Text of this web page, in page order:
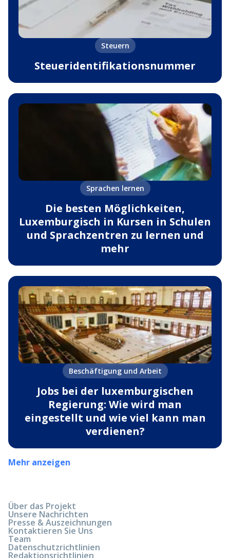
Steuern
Steueridentifikationsnummer
Sprachen lernen
Die besten Möglichkeiten,
Luxemburgisch in Kursen in Schulen
und Sprachzentren zu lernen und
mehr
Beschäftigung und Arbeit
Jobs bei der luxemburgischen
Regierung: Wie wird man
eingestellt und wie viel kann man
verdienen?
Mehr anzeigen
Über das Projekt
Unsere Nachrichten
Presse & Auszeichnungen
Kontaktieren Sie Uns
Team
Datenschutzrichtlinien
Redaktionsrichtlinien